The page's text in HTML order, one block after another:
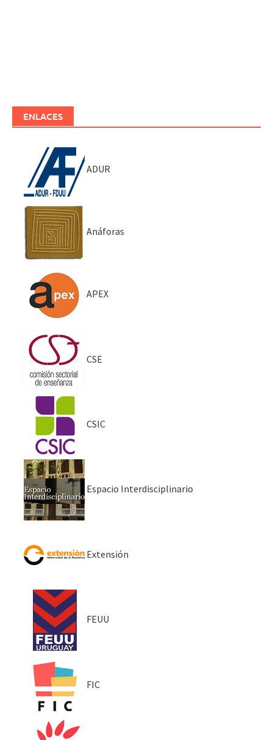
ENLACES
ADUR
Anáforas
APEX
CSE
CSIC
Espacio Interdisciplinario
Extensión
FEUU
FIC